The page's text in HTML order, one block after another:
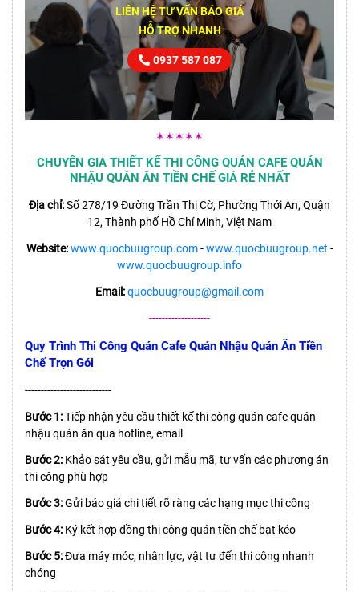
LIÊN HỆ TƯ VẤN BÁO GIÁ
HỖ TRỢ NHANH
0937 587 087
✶✶✶✶✶
CHUYÊN GIA THIẾT KẾ THI CÔNG QUÁN CAFE QUÁN
NHẬU QUÁN ĂN TIỀN CHẾ GIÁ RẺ NHẤT
Địa chỉ:Số 278/19 Đường Trần Thị Cờ, Phường Thới An, Quận
12, Thành phố Hồ Chí Minh, Việt Nam
Website: www.quocbuugroup.com-www.quocbuugroup.net -
www.quocbuugroup.info
Email:quocbuugroup@gmail.com
-------------------
Quy Trình Thi Công Quán Cafe Quán Nhậu Quán Ăn Tiền
Chế Trọn Gói
---------------------------
Bước 1:Tiếp nhận yêu cầu thiết kế thi công quán cafe quán
nhậu quán ăn qua hotline, email
Bước 2: Khảo sát yêu cầu, gửi mẫu mã, tư vấn các phương án
thi công phù hợp
Bước 3:Gửi báo giá chi tiết rõ ràng các hạng mục thi công
Bước 4: Ký kết hợp đồng thi công quán tiền chế bạt kéo
Bước 5:Đưa máy móc, nhân lực, vật tư đến thi công nhanh
chóng